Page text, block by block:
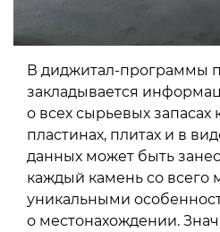
В диджитал-программы
закладывается
о всех сырьевых запасах
пластинах, плитах и в
данных может быть
каждый камень со всего
уникальными
о местонахождении.